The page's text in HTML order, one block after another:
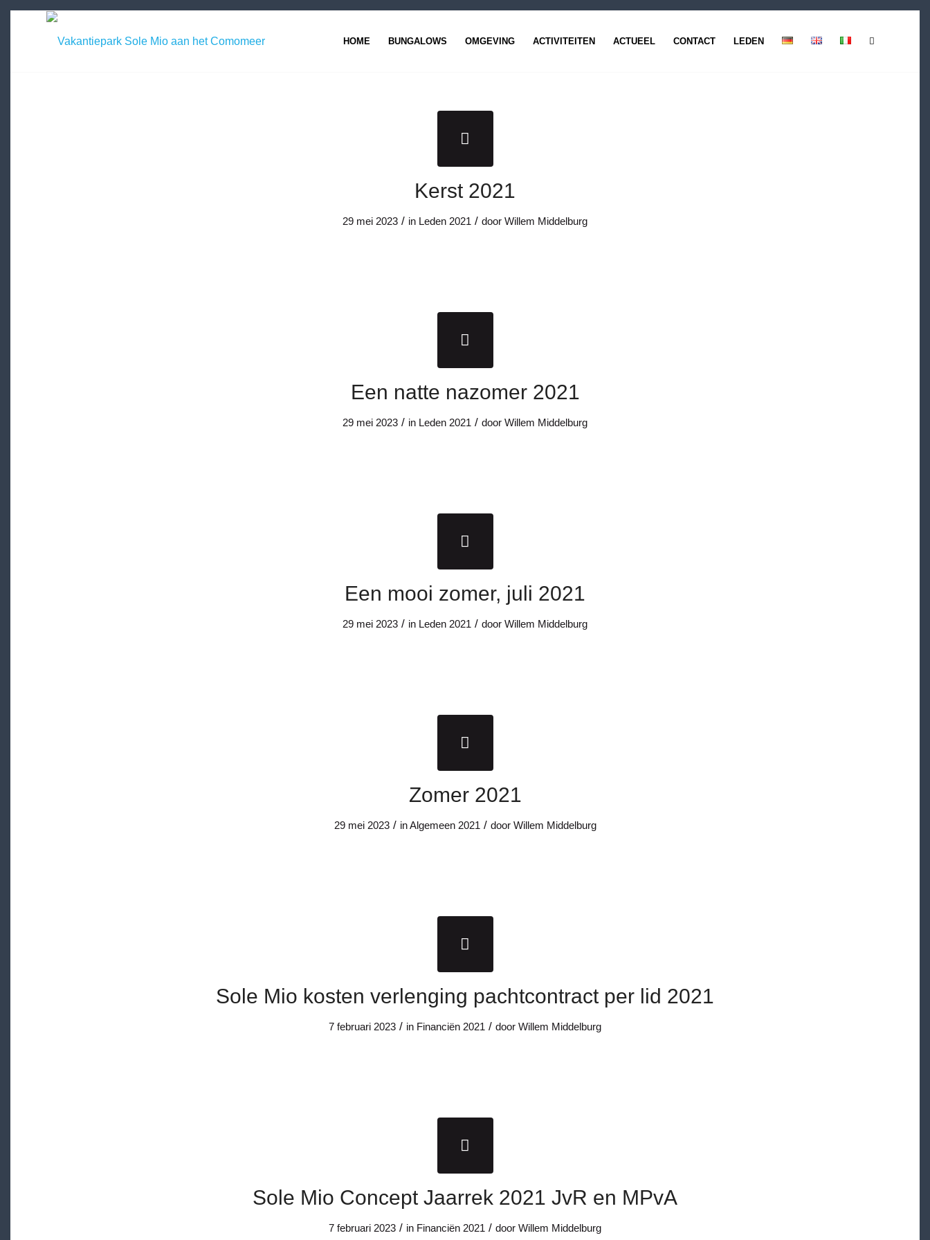
HOME BUNGALOWS OMGEVING ACTIVITEITEN ACTUEEL CONTACT LEDEN
Kerst 2021
29 mei 2023 / in Leden 2021 / door Willem Middelburg
Een natte nazomer 2021
29 mei 2023 / in Leden 2021 / door Willem Middelburg
Een mooi zomer, juli 2021
29 mei 2023 / in Leden 2021 / door Willem Middelburg
Zomer 2021
29 mei 2023 / inAlgemeen 2021 / door Willem Middelburg
Sole Mio kosten verlenging pachtcontract per lid 2021
7 februari 2023 / in Financiën 2021 / door Willem Middelburg
Sole Mio Concept Jaarrek 2021 JvR en MPvA
7 februari 2023 / in Financiën 2021 / door Willem Middelburg